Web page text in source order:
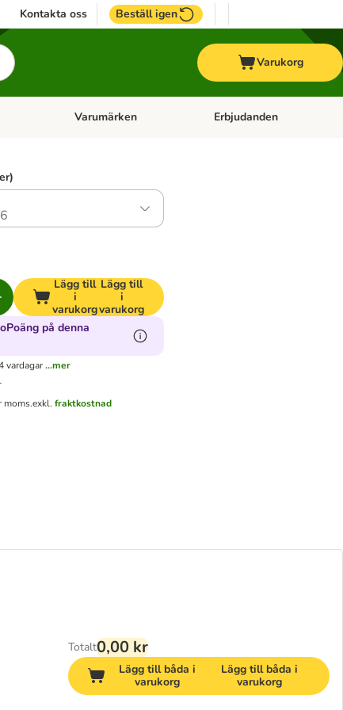
Kontakta oss Beställ igen
Varukorg
Häst Open category menu: Veterinärfoder
Varumärken Open category menu:
Erbjudanden
Lägg till
i
varukorg
Lägg till
i
varukorg
på denna
vardagar...mer
moms.exkl. fraktkostnad
Totalt0,00 kr
Lägg till båda i
varukorg
Lägg till båda i
varukorg